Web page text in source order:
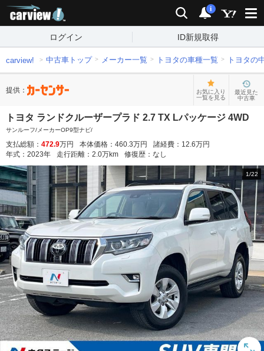
検索 通知
i
ログイン ID新規取得
carview! 中古車トップ メーカー一覧 トヨタの車種一覧 トヨタの
提供：
お気に入り
一覧を見る
最近見た
中古車
トヨタ ランドクルーザープラド 2.7 TX Lパッケージ 4WD
サンルーフ/メーカーOP9型ナビ/
支払総額： 472.9万円 本体価格： 460.3万円 諸経費： 12.6万円
年式： 2023年 走行距離： 2.0万km 修復歴： なし
1/22